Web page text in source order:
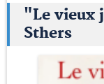
"Le vieux
Sthers